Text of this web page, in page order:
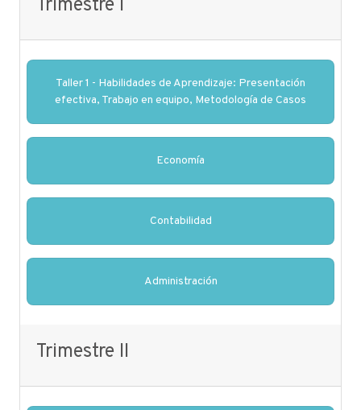
Trimestre I
Taller 1 - Habilidades de Aprendizaje: Presentación
efectiva, Trabajo en equipo, Metodología de Casos
Economía
Contabilidad
Administración
Trimestre II